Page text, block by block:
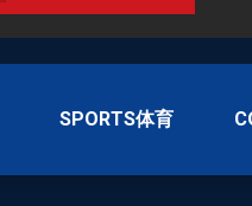
SPORTS体育